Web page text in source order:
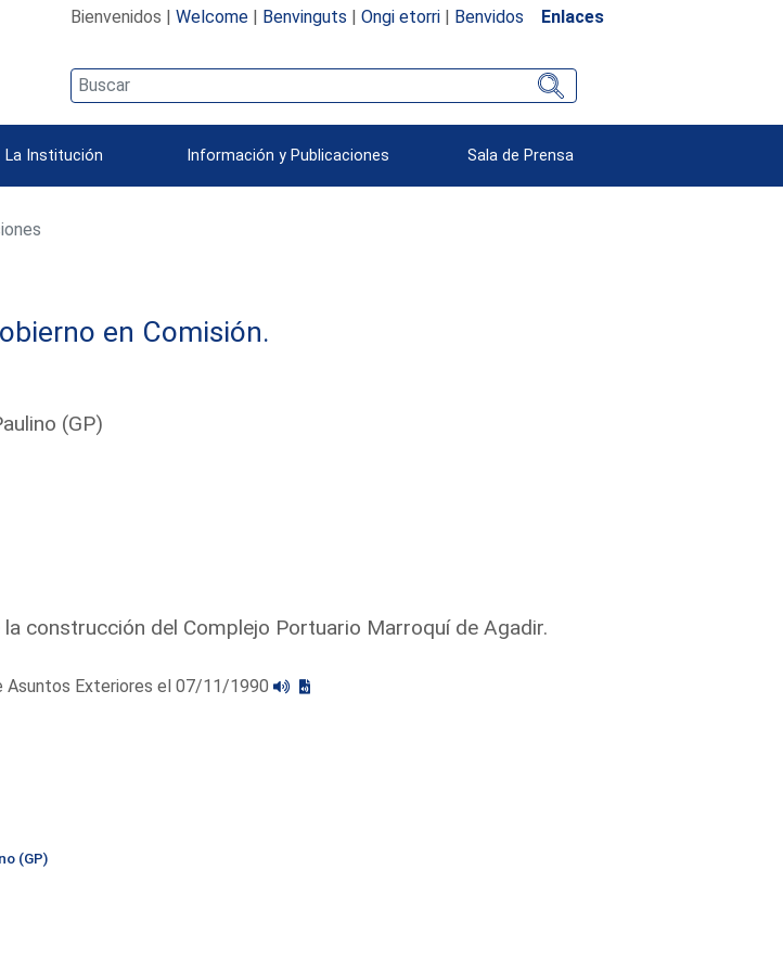
Bienvenidos | Welcome| Benvinguts | Ongi etorri| Benvidos Enlaces
La Institución Información y Publicaciones Sala de Prensa
en Comisión.
(GP)
la construcción del Complejo Portuario Marroquí de Agadir.
Asuntos Exteriores el 07/11/1990
(GP)